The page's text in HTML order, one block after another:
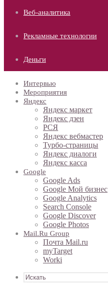
Веб-аналитика
Рекламные технологии
Деньги
Интервью
Мероприятия
Яндекс
Яндекс маркет
Яндекс дзен
РСЯ
Яндекс вебмастер
Турбо-страницы
Яндекс диалоги
Яндекс касса
Google
Google Ads
Google Мой бизнес
Google Analytics
Search Console
Google Discover
Google Photos
Mail.ru Group
Почта Mail.ru
myTarget
Worki